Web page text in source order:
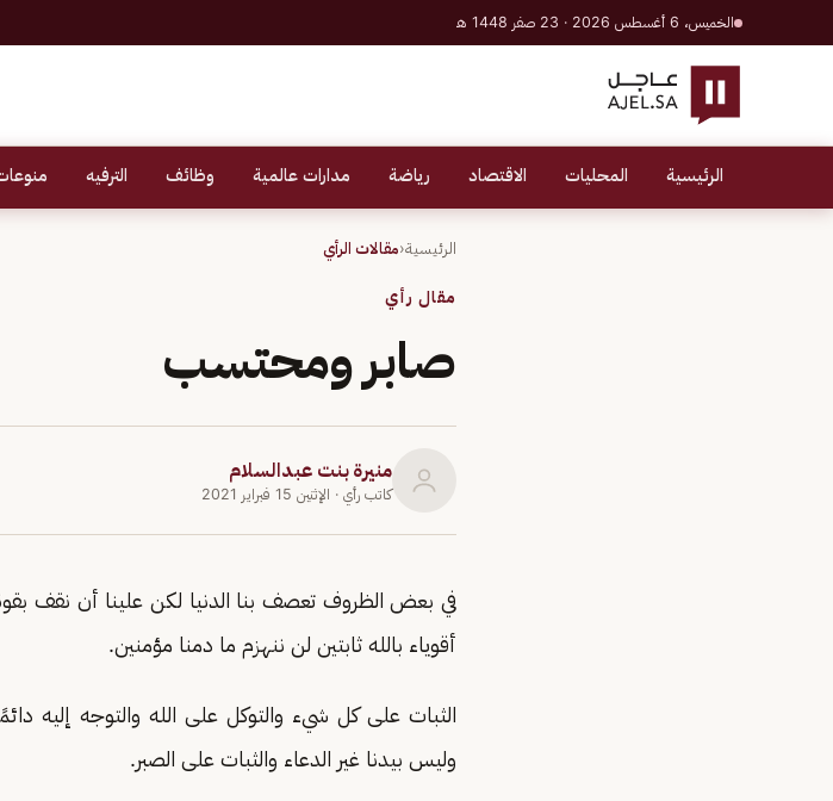
الخميس، 6 أغسطس 2026 · 23 صفر 1448 هـ
الرئيسية المحليات الاقتصاد رياضة مدارات عالمية وظائف الترفيه
الرئيسية‹مقالات الرأي
مقال رأي
صابر ومحتسب
منيرة بنت عبدالسلام
كاتب رأي · الإثنين 15 فبراير 2021
في بعض الظروف تعصف بنا الدنيا لكن علينا أن نقف
أقوياء بالله ثابتين لن ننهزم ما دمنا مؤمنين.
الثبات على كل شيء والتوكل على الله والتوجه إليه
وليس بيدنا غير الدعاء والثبات على الصبر.